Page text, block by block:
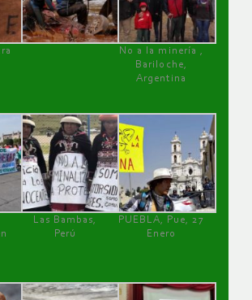
No a la minería ,
Bariloche,
Argentina
Las Bambas,
Perú
PUEBLA, Pue, 27
Enero